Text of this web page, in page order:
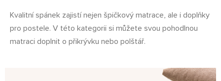
Kvalitní spánek zajistí nejen špičkový matrace, ale i doplňky
pro postele. V této kategorii si můžete svou pohodlnou
matraci doplnit o přikrývku nebo polštář.